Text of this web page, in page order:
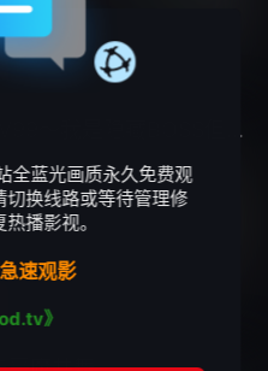
恶役千金LV99～我是隐藏BOSS但不是魔王～
情 动画 奇幻 日韩动漫
蓝 / 内田雄马 / 和气杏未
类型女性向游戏中的反派千金
后会以隐藏头目身分再度登
是拥有非常强的能力！不小心
全蓝光画质永久免费观
换线路或等待管理修
播影视。
速观影
》